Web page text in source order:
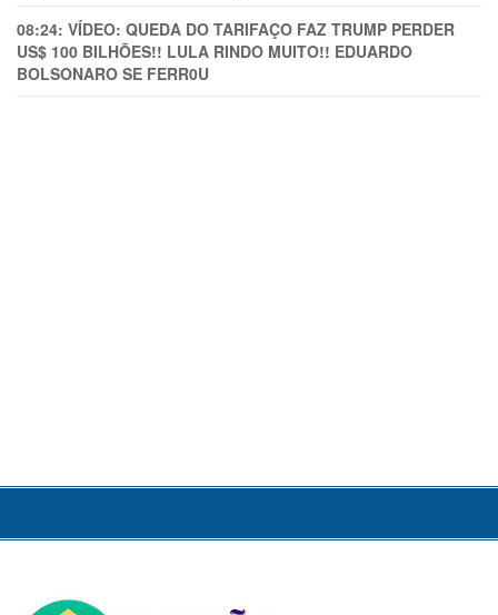
08:24: VÍDEO: QUEDA DO TARIFAÇO FAZ TRUMP PERDER
US$ 100 BILHÕES!! LULA RINDO MUITO!! EDUARDO
BOLSONARO SE FERR0U